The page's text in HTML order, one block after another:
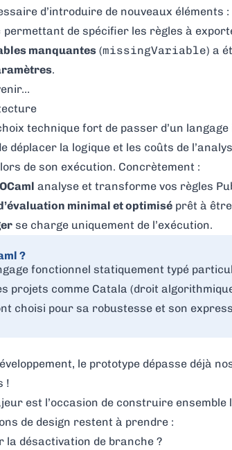
d’introduire de nouveaux éléments :
permettant de spécifier les règles à
manquantes (missingVariable) a
.
technique fort de passer d’un
déplacer la logique et les coûts de
de son exécution. Concrètement :
analyse et transforme vos règles
minimal et optimisé prêt à
se charge uniquement de l’exécution.
?
fonctionnel statiquement typé
projets comme Catala (droit
choisi pour sa robustesse et son
le prototype dépasse déjà
!
est l’occasion de construire ensemble
de design restent à prendre :
la désactivation de branche ?